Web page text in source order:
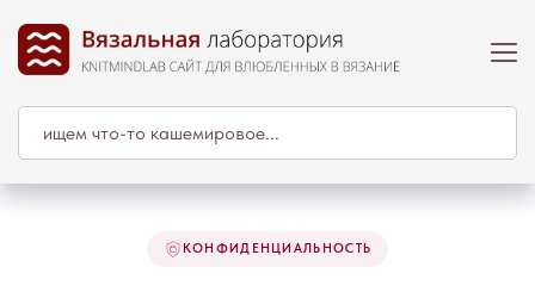
КОНФИДЕНЦИАЛЬНОСТЬ